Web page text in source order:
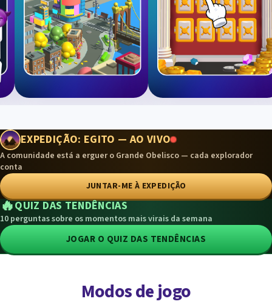
EXPEDIÇÃO: EGITO — AO VIVO
A comunidade está a erguer o Grande Obelisco — cada explorador
conta
JUNTAR-ME À EXPEDIÇÃO
🔥QUIZ DAS TENDÊNCIAS
10 perguntas sobre os momentos mais virais da semana
JOGAR O QUIZ DAS TENDÊNCIAS
Modos de jogo